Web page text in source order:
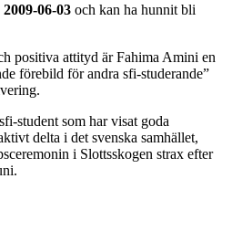
2009-06-03 och kan ha hunnit bli
positiva attityd är Fahima Amini en
förebild för andra sfi-studerande”
student som har visat goda
delta i det svenska samhället,
i Slottsskogen strax efter